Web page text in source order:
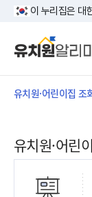
이 누리집은 대
유치원·어린이집 조
유치원·어린